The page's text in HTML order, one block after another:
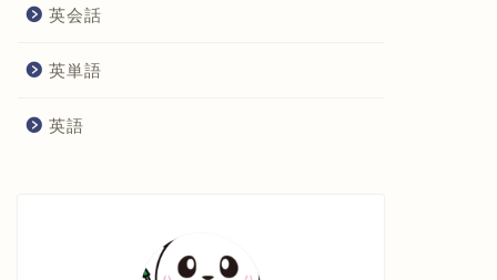
英会話
英単語
英語